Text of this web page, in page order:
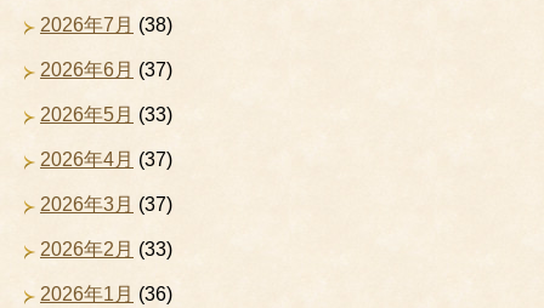
2026年7月 (38)
2026年6月 (37)
2026年5月 (33)
2026年4月 (37)
2026年3月 (37)
2026年2月 (33)
2026年1月 (36)